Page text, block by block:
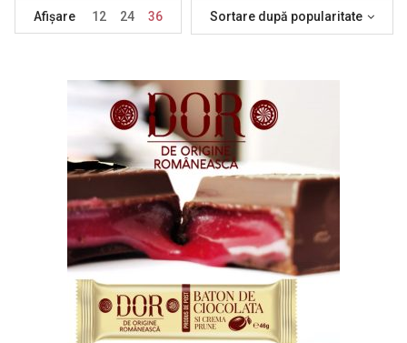
Sortare după popularitate
Afișare 12 24 36